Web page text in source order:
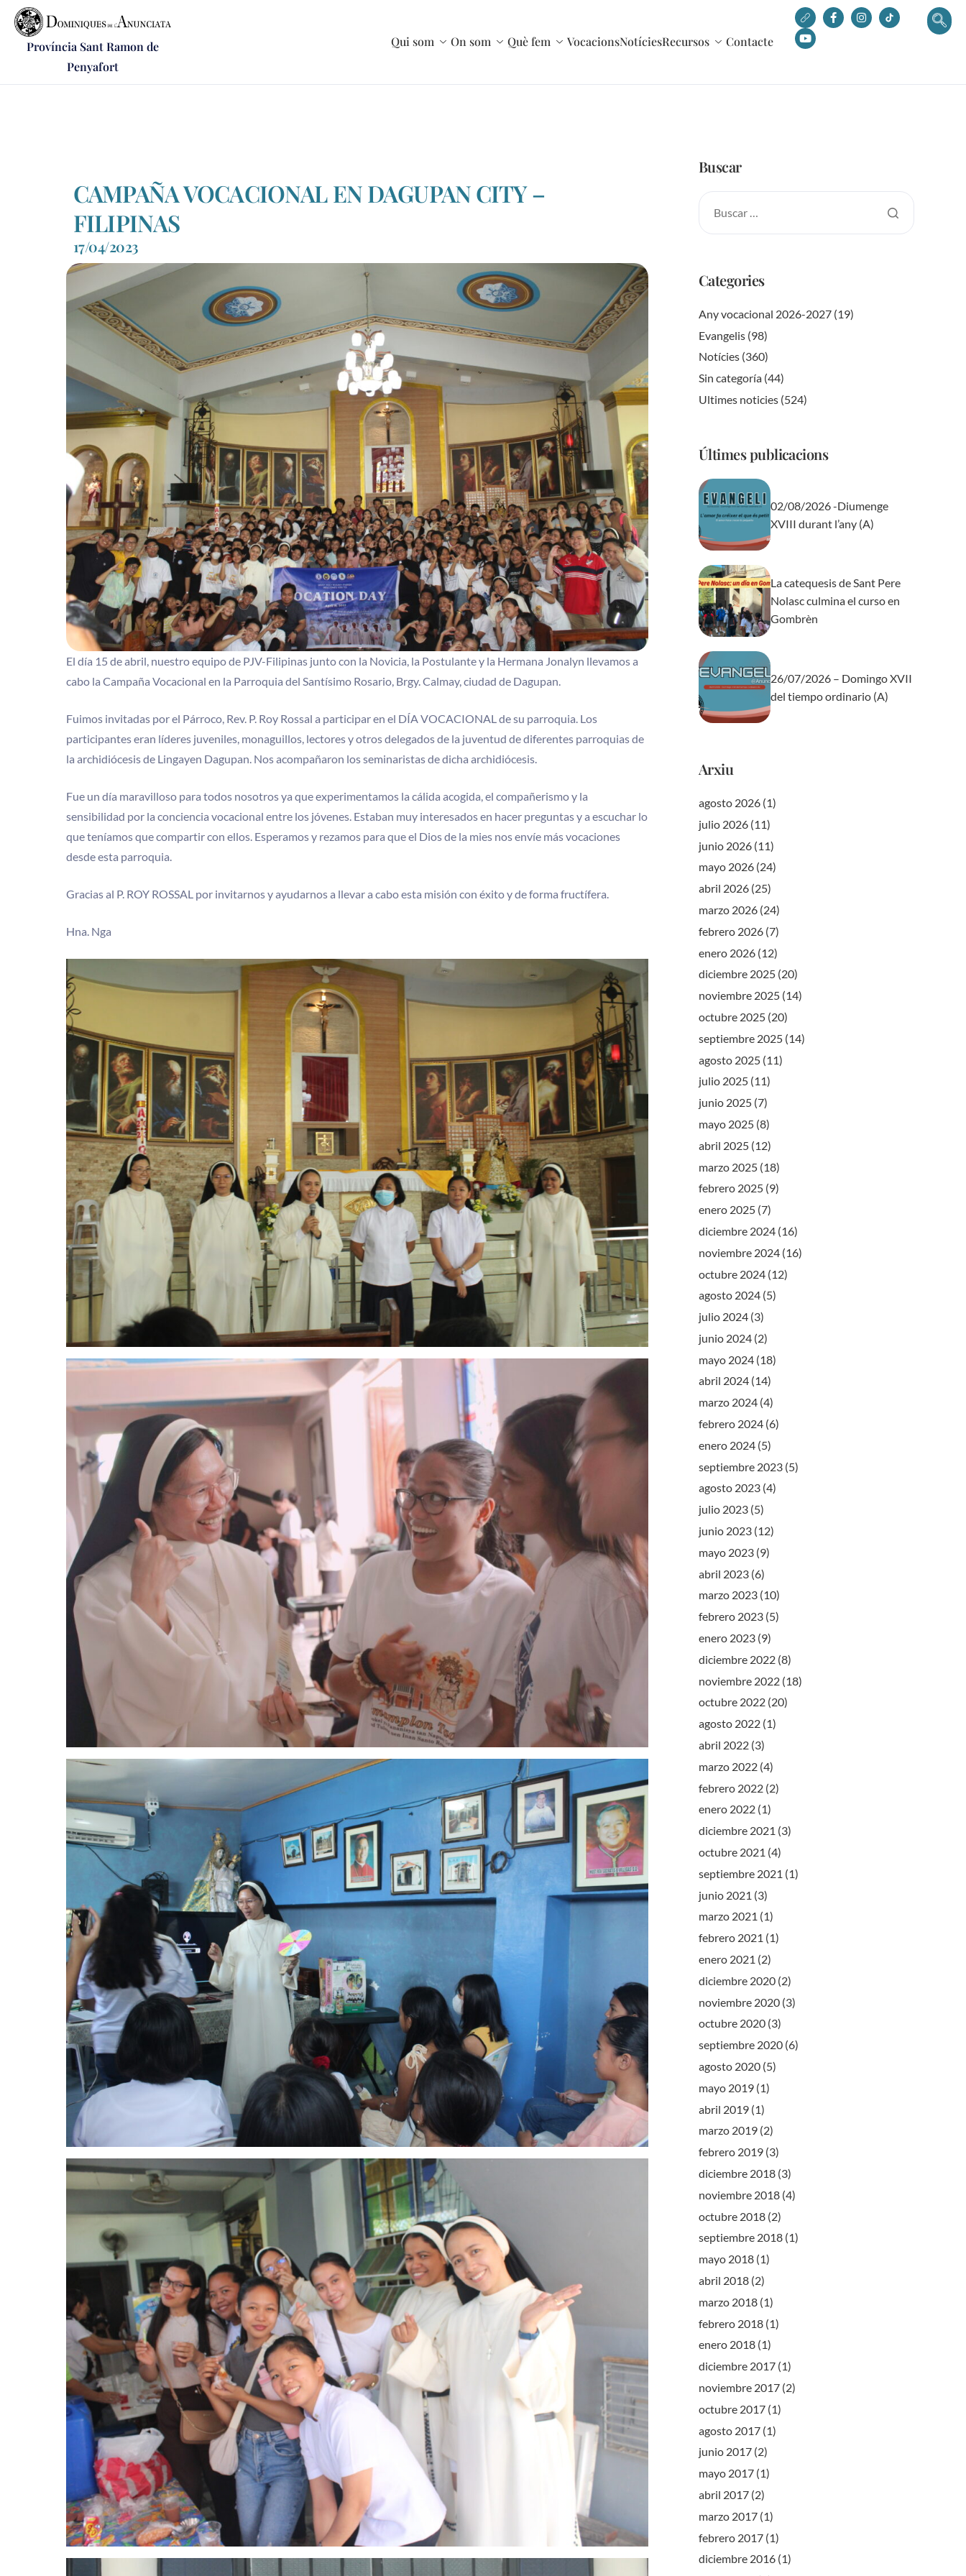
Província Sant Ramon de
Penyafort
Qui som On som Què fem VocacionsNotíciesRecursos Contacte
CAMPAÑA VOCACIONAL EN DAGUPAN CITY –
FILIPINAS
17/04/2023
El día 15 de abril, nuestro equipo de PJV-Filipinas junto con la Novicia, la Postulante y la Hermana Jonalyn llevamos a
cabo la Campaña Vocacional en la Parroquia del Santísimo Rosario, Brgy. Calmay, ciudad de Dagupan.
Fuimos invitadas por el Párroco, Rev. P. Roy Rossal a participar en el DÍA VOCACIONAL de su parroquia. Los
participantes eran líderes juveniles, monaguillos, lectores y otros delegados de la juventud de diferentes parroquias de
la archidiócesis de Lingayen Dagupan. Nos acompañaron los seminaristas de dicha archidiócesis.
Fue un día maravilloso para todos nosotros ya que experimentamos la cálida acogida, el compañerismo y la
sensibilidad por la conciencia vocacional entre los jóvenes. Estaban muy interesados en hacer preguntas y a escuchar lo
que teníamos que compartir con ellos. Esperamos y rezamos para que el Dios de la mies nos envíe más vocaciones
desde esta parroquia.
Gracias al P. ROY ROSSAL por invitarnos y ayudarnos a llevar a cabo esta misión con éxito y de forma fructífera.
Hna. Nga
Buscar
Categories
Any vocacional 2026-2027 (19)
Evangelis (98)
Notícies (360)
Sin categoría (44)
Ultimes noticies (524)
Últimes publicacions
02/08/2026 -Diumenge
XVIII durant l’any (A)
La catequesis de Sant Pere
Nolasc culmina el curso en
Gombrèn
26/07/2026 – Domingo XVII
del tiempo ordinario (A)
Arxiu
agosto 2026 (1)
julio 2026 (11)
junio 2026 (11)
mayo 2026 (24)
abril 2026 (25)
marzo 2026 (24)
febrero 2026 (7)
enero 2026 (12)
diciembre 2025 (20)
noviembre 2025 (14)
octubre 2025 (20)
septiembre 2025 (14)
agosto 2025 (11)
julio 2025 (11)
junio 2025 (7)
mayo 2025 (8)
abril 2025 (12)
marzo 2025 (18)
febrero 2025 (9)
enero 2025 (7)
diciembre 2024 (16)
noviembre 2024 (16)
octubre 2024 (12)
agosto 2024 (5)
julio 2024 (3)
junio 2024 (2)
mayo 2024 (18)
abril 2024 (14)
marzo 2024 (4)
febrero 2024 (6)
enero 2024 (5)
septiembre 2023 (5)
agosto 2023 (4)
julio 2023 (5)
junio 2023 (12)
mayo 2023 (9)
abril 2023 (6)
marzo 2023 (10)
febrero 2023 (5)
enero 2023 (9)
diciembre 2022 (8)
noviembre 2022 (18)
octubre 2022 (20)
agosto 2022 (1)
abril 2022 (3)
marzo 2022 (4)
febrero 2022 (2)
enero 2022 (1)
diciembre 2021 (3)
octubre 2021 (4)
septiembre 2021 (1)
junio 2021 (3)
marzo 2021 (1)
febrero 2021 (1)
enero 2021 (2)
diciembre 2020 (2)
noviembre 2020 (3)
octubre 2020 (3)
septiembre 2020 (6)
agosto 2020 (5)
mayo 2019 (1)
abril 2019 (1)
marzo 2019 (2)
febrero 2019 (3)
diciembre 2018 (3)
noviembre 2018 (4)
octubre 2018 (2)
septiembre 2018 (1)
mayo 2018 (1)
abril 2018 (2)
marzo 2018 (1)
febrero 2018 (1)
enero 2018 (1)
diciembre 2017 (1)
noviembre 2017 (2)
octubre 2017 (1)
agosto 2017 (1)
junio 2017 (2)
mayo 2017 (1)
abril 2017 (2)
marzo 2017 (1)
febrero 2017 (1)
diciembre 2016 (1)